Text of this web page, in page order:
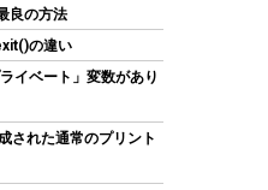
(2026-08-07 04:03
良の方法
の違い
イベート」変数があり
された通常のプリント